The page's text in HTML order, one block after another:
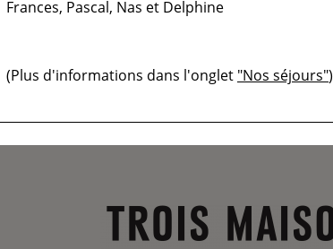
Frances, Pascal, Nas et Delphine
(Plus d'informations dans l'onglet "Nos séjours")